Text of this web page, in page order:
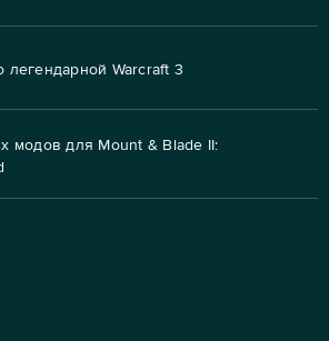
легендарной Warcraft 3
модов для Mount & Blade II: